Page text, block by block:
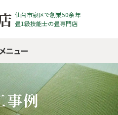
仙台市泉区で創業50余年
畳1級技能士の畳専門店
ニュー
事例